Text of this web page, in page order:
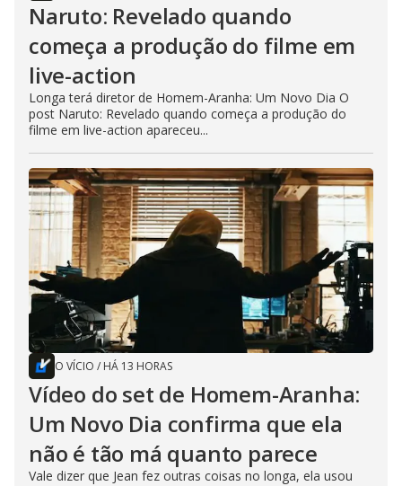
Naruto: Revelado quando
começa a produção do filme em
live-action
Longa terá diretor de Homem-Aranha: Um Novo Dia O
post Naruto: Revelado quando começa a produção do
filme em live-action apareceu...
O VÍCIO / HÁ 13 HORAS
Vídeo do set de Homem-Aranha:
Um Novo Dia confirma que ela
não é tão má quanto parece
Vale dizer que Jean fez outras coisas no longa, ela usou